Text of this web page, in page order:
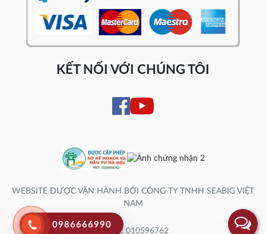
KẾT NỐI VỚI CHÚNG TÔI
WEBSITE ĐƯỢC VẬN HÀNH BỞI CÔNG TY TNHH SEABIG VIỆT
NAM
Số ĐK: 010596762
0986666990